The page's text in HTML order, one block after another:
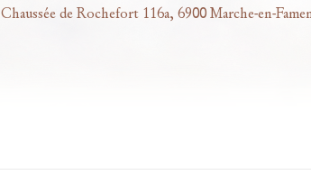
Chaussée de Rochefort 116a, 6900 Marche-en-